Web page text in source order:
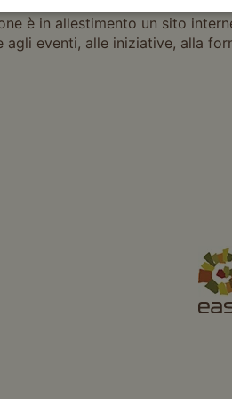
si auspica che, al
è in allestimento un sito
agli eventi, alle iniziative, alla